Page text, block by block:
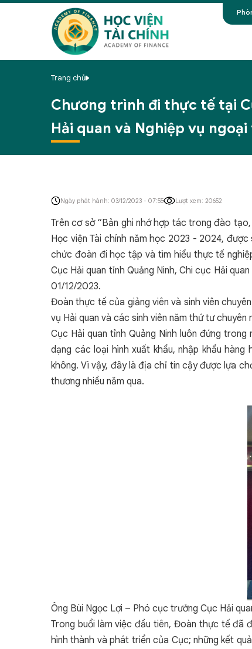
Trang chủ
Chương trình đi thực tế tại
Hải quan và Nghiệp vụ
Ngày phát hành: 03/12/2023 - 07:55 Lượt xem: 20652
Trên cơ sở “Bản ghi nhớ hợp tác trong đào
Học viện Tài chính năm học 2023 - 2024,
chức đoàn đi học tập và tìm hiểu thực tế
Cục Hải quan tỉnh Quảng Ninh, Chi cục Hải
01/12/2023.
Đoàn thực tế của giảng viên và sinh viên
vụ Hải quan và các sinh viên năm thứ tư
Cục Hải quan tỉnh Quảng Ninh luôn đứng
dạng các loại hình xuất khẩu, nhập khẩu
không. Vì vậy, đây là địa chỉ tin cậy được lựa
thương nhiều năm qua.
Ông Bùi Ngọc Lợi – Phó cục trưởng Cục Hải
Trong buổi làm việc đầu tiên, Đoàn thực tế đã
hình thành và phát triển của Cục; những kết